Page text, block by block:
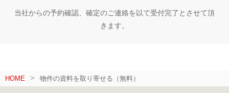
当社からの予約確認、確定のご連絡を以て受付完了とさせて頂
きます。
HOME 物件の資料を取り寄せる（無料）